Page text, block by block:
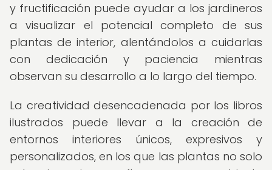
y fructificación puede ayudar a los jardineros
a visualizar el potencial completo de sus
plantas de interior, alentándolos a cuidarlas
con dedicación y paciencia mientras
observan su desarrollo a lo largo del tiempo.
La creatividad desencadenada por los libros
ilustrados puede llevar a la creación de
entornos interiores únicos, expresivos y
personalizados, en los que las plantas no solo